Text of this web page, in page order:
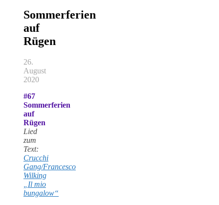
Sommerferien
auf
Rügen
26.
August
2020
#67
Sommerferien
auf
Rügen
Lied
zum
Text:
Crucchi
Gang/Francesco
Wilking
„Il mio
bungalow“